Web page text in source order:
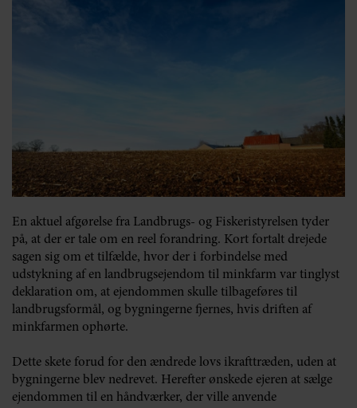
En aktuel afgørelse fra Landbrugs- og Fiskeristyrelsen tyder
på, at der er tale om en reel forandring. Kort fortalt drejede
sagen sig om et tilfælde, hvor der i forbindelse med
udstykning af en landbrugsejendom til minkfarm var tinglyst
deklaration om, at ejendommen skulle tilbageføres til
landbrugsformål, og bygningerne fjernes, hvis driften af
minkfarmen ophørte.
Dette skete forud for den ændrede lovs ikrafttræden, uden at
bygningerne blev nedrevet. Herefter ønskede ejeren at sælge
ejendommen til en håndværker, der ville anvende